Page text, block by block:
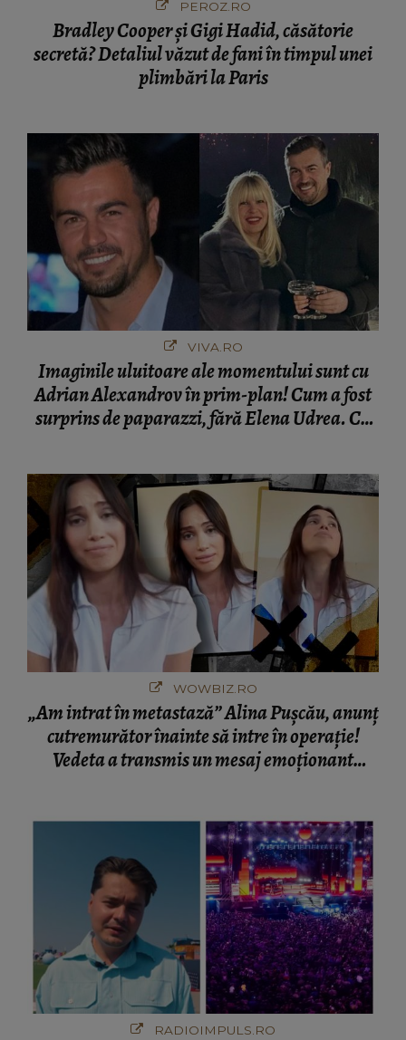
PEROZ.RO
Bradley Cooper și Gigi Hadid, căsătorie
secretă? Detaliul văzut de fani în timpul unei
plimbări la Paris
VIVA.RO
Imaginile uluitoare ale momentului sunt cu
Adrian Alexandrov în prim-plan! Cum a fost
surprins de paparazzi, fără Elena Udrea. Cu
WOWBIZ.RO
„Am intrat în metastază” Alina Pușcău, anunț
cutremurător înainte să intre în operație!
Vedeta a transmis un mesaj emoționant
RADIOIMPULS.RO